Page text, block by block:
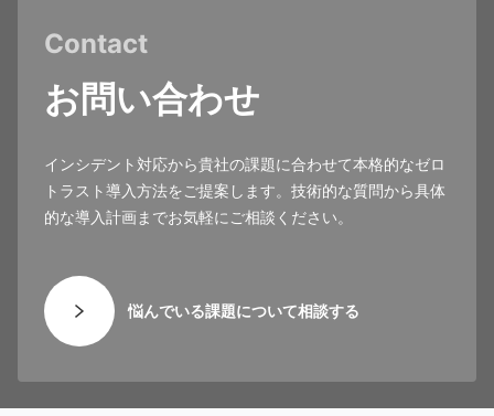
Contact
お問い合わせ
インシデント対応から貴社の課題に合わせて本格的なゼロ
トラスト導入方法をご提案します。技術的な質問から具体
的な導入計画までお気軽にご相談ください。
悩んでいる課題について相談する